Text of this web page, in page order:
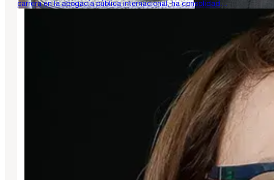
carrera en la abogacía pública internacional, ha consolidado